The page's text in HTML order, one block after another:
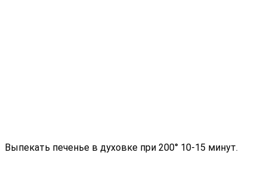
Выпекать печенье в духовке при 200° 10-15 минут.